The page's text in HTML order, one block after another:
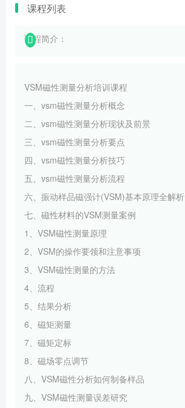
课程列表
课程简介：
VSM磁性测量分析培训课程
一、vsm磁性测量分析概念
二、vsm磁性测量分析现状及前景
三、vsm磁性测量分析要点
四、vsm磁性测量分析技巧
五、vsm磁性测量分析流程
六、振动样品磁强计(VSM)基本原理全解析
七、磁性材料的VSM测量案例
1、VSM磁性测量原理
2、VSM的操作要领和注意事项
3、VSM磁性测量的方法
4、流程
5、结果分析
6、磁矩测量
7、磁矩定标
8、磁场零点调节
八、VSM磁性分析如何制备样品
九、VSM磁性测量误差研究